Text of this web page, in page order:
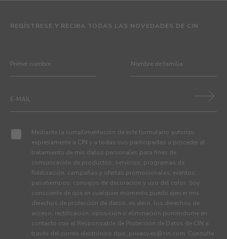
REGÍSTRESE Y RECIBA TODAS LAS NOVEDADES DE CIN
Mediante la cumplimentación de este formulario autorizo
expresamente a CIN y a todas sus participadas a proceder al
tratamiento de mis datos personales para fines de
comunicación de productos, servicios, programas de
fidelización, campañas y ofertas promocionales, eventos,
pasatiempos, consejos de decoración y uso del color. Soy
consciente de que en cualquier momento puedo ejercer mis
derechos de protección de datos, es decir, los derechos de
acceso, rectificación, oposición o eliminación poniéndome en
contacto con el Responsable de Protección de Datos de CIN a
través del correo electrónico dpo_privacy.es@cin.com. Consulte